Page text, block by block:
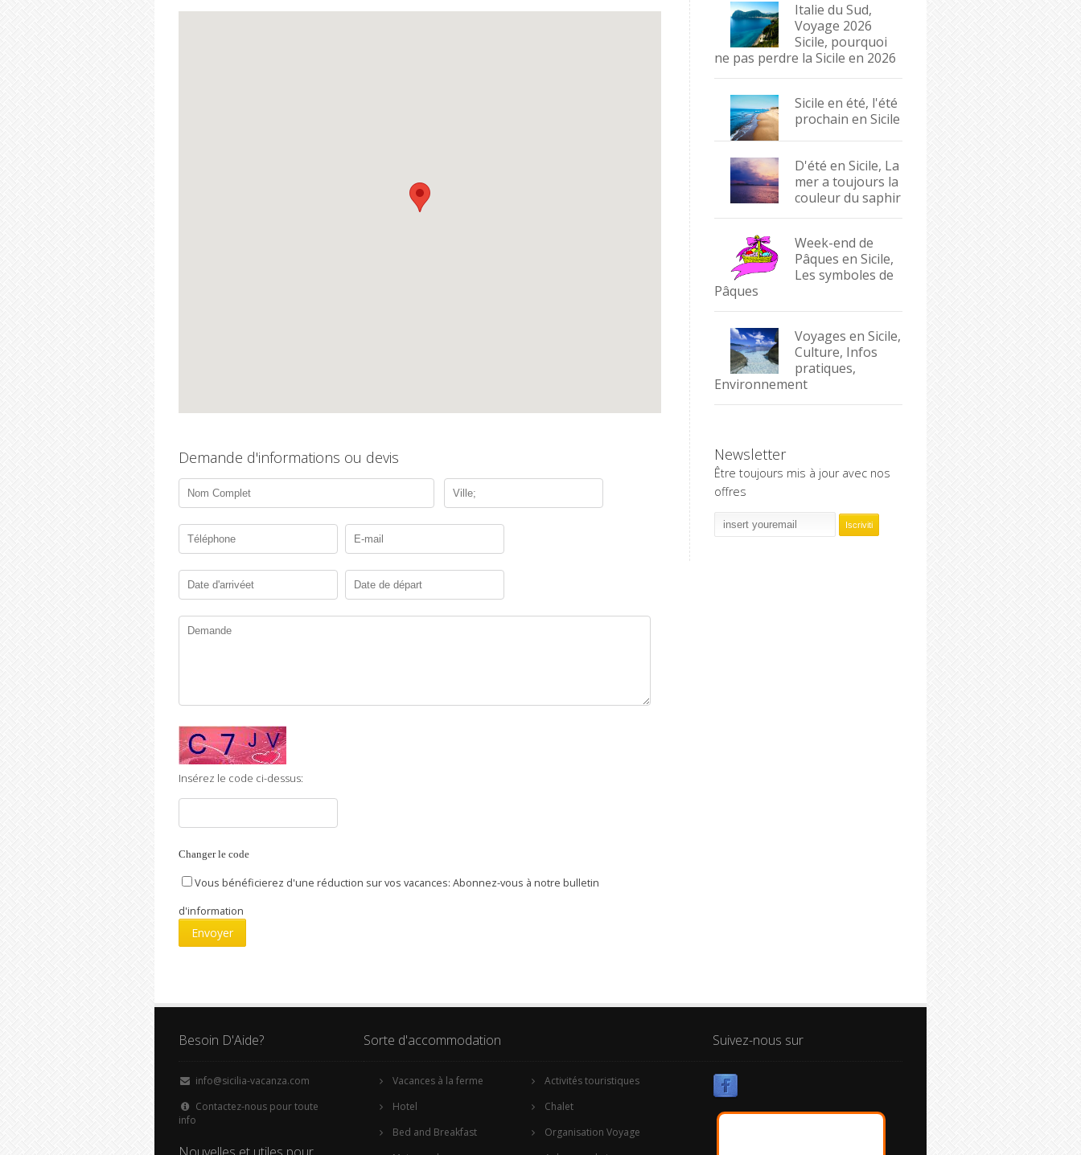
Demande d'informations ou devis
Insérez le code ci-dessus:
Changer le code
Vous bénéficierez d'une réduction sur vos vacances: Abonnez-vous à notre bulletin
d'information
Italie du Sud,
Voyage 2026
Sicile, pourquoi
ne pas perdre la Sicile en 2026
Sicile en été, l'été
prochain en Sicile
D'été en Sicile, La
mer a toujours la
couleur du saphir
Week-end de
Pâques en Sicile,
Les symboles de
Pâques
Voyages en Sicile,
Culture, Infos
pratiques,
Environnement
Newsletter
Être toujours mis à jour avec nos
offres
Besoin D'Aide?
info@sicilia-vacanza.com
Contactez-nous pour toute
info
Nouvelles et utiles pour
Sorte d'accommodation
Vacances à la ferme
Hotel
Bed and Breakfast
Activités touristiques
Chalet
Organisation Voyage
Suivez-nous sur